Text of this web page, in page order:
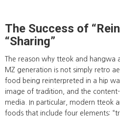
The Success of
“Sharing”
The reason why tteok and
MZ generation is not simply retro
food being reinterpreted in a hip
image of tradition, and the
media. In particular, modern tteok
foods that include four elements: